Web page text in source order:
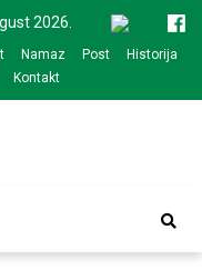
2026.
Namaz Post
Historija
Kontakt